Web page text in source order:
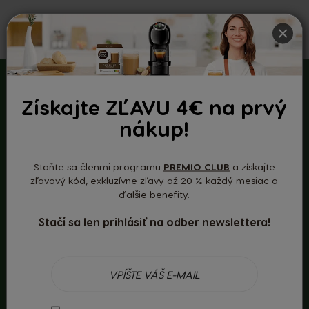
Naša káva
pochádza
z programu
Nescafé Plan
Každý pohár, ktorý vypijete, sa počíta. V spoločnosti
NESCAFÉ® Dolce Gusto® nakupujeme kávu
×
Získajte ZĽAVU 4€ na prvý
nákup!
Staňte sa členmi programu PREMIO CLUB a získajte
zľavový kód, exkluzívne zľavy až 20 % každý mesiac a
ďalšie benefity.
Stačí sa len prihlásiť na odber newslettera!